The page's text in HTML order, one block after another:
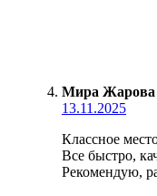
Мира Жарова
13.11.2025
Классное
Все быстро,
Рекомендую,